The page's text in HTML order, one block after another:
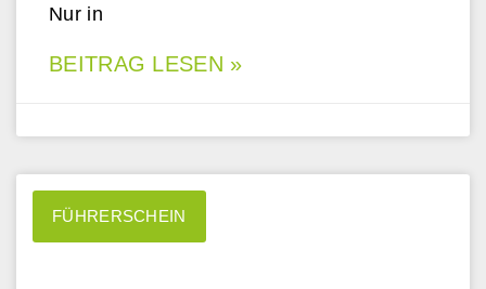
Nur in
BEITRAG LESEN »
FÜHRERSCHEIN